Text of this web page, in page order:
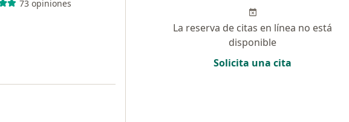
73 opiniones
La reserva de citas en línea no está
disponible
Solicita una cita